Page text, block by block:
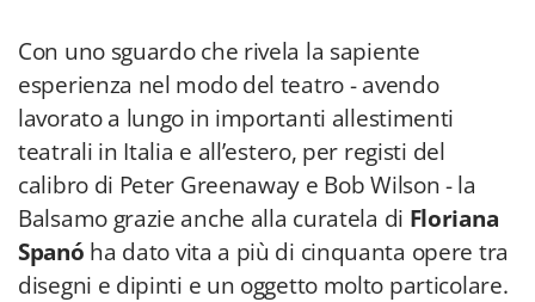
Con uno sguardo che rivela la sapiente
esperienza nel modo del teatro - avendo
lavorato a lungo in importanti allestimenti
teatrali in Italia e all’estero, per registi del
calibro di Peter Greenaway e Bob Wilson - la
Balsamo grazie anche alla curatela di Floriana
Spanó ha dato vita a più di cinquanta opere tra
disegni e dipinti e un oggetto molto particolare.